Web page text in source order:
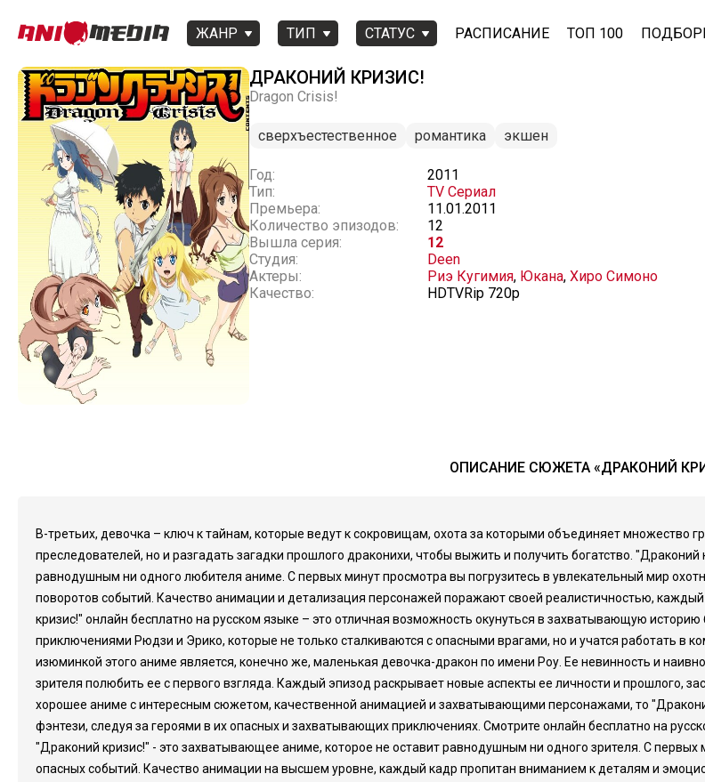
ЖАНР ТИП СТАТУС РАСПИСАНИЕ ТОП 100
ДРАКОНИЙ КРИЗИС!
Dragon Crisis!
сверхъестественное романтика экшен
Год:
2011
Тип:
TV Сериал
Премьера:
11.01.2011
Количество эпизодов:
12
Вышла серия:
12
Студия:
Deen
Актеры:
Риэ Кугимия, Юкана, Хиро Симоно
Качество:
HDTVRip 720p
ОПИСАНИЕ СЮЖЕТА «ДРАКОНИЙ
В-третьих, девочка – ключ к тайнам, которые ведут к сокровищам, охота за которыми объединяет множество
преследователей, но и разгадать загадки прошлого драконихи, чтобы выжить и получить богатство.
равнодушным ни одного любителя аниме. С первых минут просмотра вы погрузитесь в увлекательный мир
поворотов событий. Качество анимации и детализация персонажей поражают своей реалистичностью,
кризис!" онлайн бесплатно на русском языке – это отличная возможность окунуться в захватывающую
приключениями Рюдзи и Эрико, которые не только сталкиваются с опасными врагами, но и учатся работать в
изюминкой этого аниме является, конечно же, маленькая девочка-дракон по имени Роу. Ее невинность и
зрителя полюбить ее с первого взгляда. Каждый эпизод раскрывает новые аспекты ее личности и прошлого,
хорошее аниме с интересным сюжетом, качественной анимацией и захватывающими персонажами, то
фэнтези, следуя за героями в их опасных и захватывающих приключениях. Смотрите онлайн бесплатно на
"Драконий кризис!" - это захватывающее аниме, которое не оставит равнодушным ни одного зрителя. С
опасных событий. Качество анимации на высшем уровне, каждый кадр пропитан вниманием к деталям и